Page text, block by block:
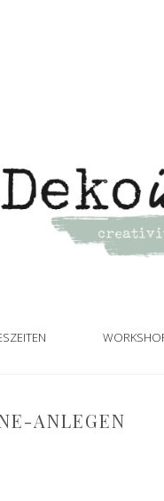
ANLEGEN